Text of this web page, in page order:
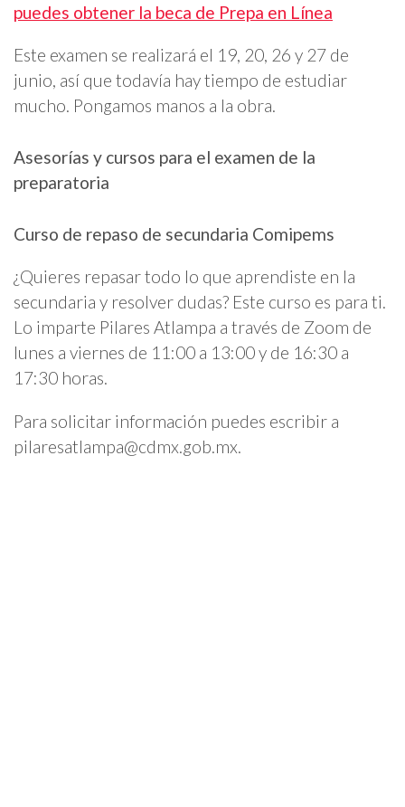
puedes obtener la beca de Prepa en Línea
Este examen se realizará el 19, 20, 26 y 27 de
junio, así que todavía hay tiempo de estudiar
mucho. Pongamos manos a la obra.
Asesorías y cursos para el examen de la
preparatoria
Curso de repaso de secundaria Comipems
¿Quieres repasar todo lo que aprendiste en la
secundaria y resolver dudas? Este curso es para ti.
Lo imparte Pilares Atlampa a través de Zoom de
lunes a viernes de 11:00 a 13:00 y de 16:30 a
17:30 horas.
Para solicitar información puedes escribir a
pilaresatlampa@cdmx.gob.mx